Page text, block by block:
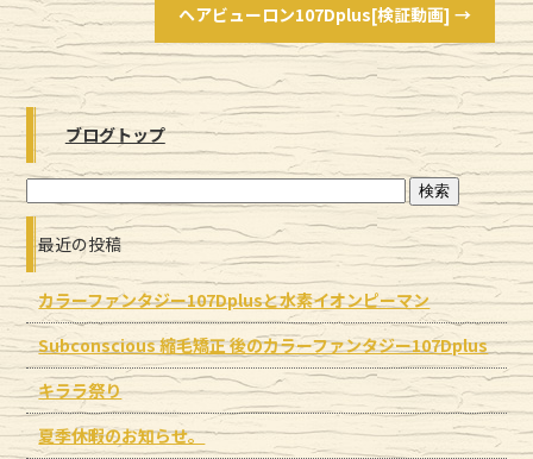
ヘアビューロン107Dplus[検証動画] →
ブログトップ
最近の投稿
カラーファンタジー107Dplusと水素イオンピーマン
Subconscious 縮毛矯正 後のカラーファンタジー107Dplus
キララ祭り
夏季休暇のお知らせ。